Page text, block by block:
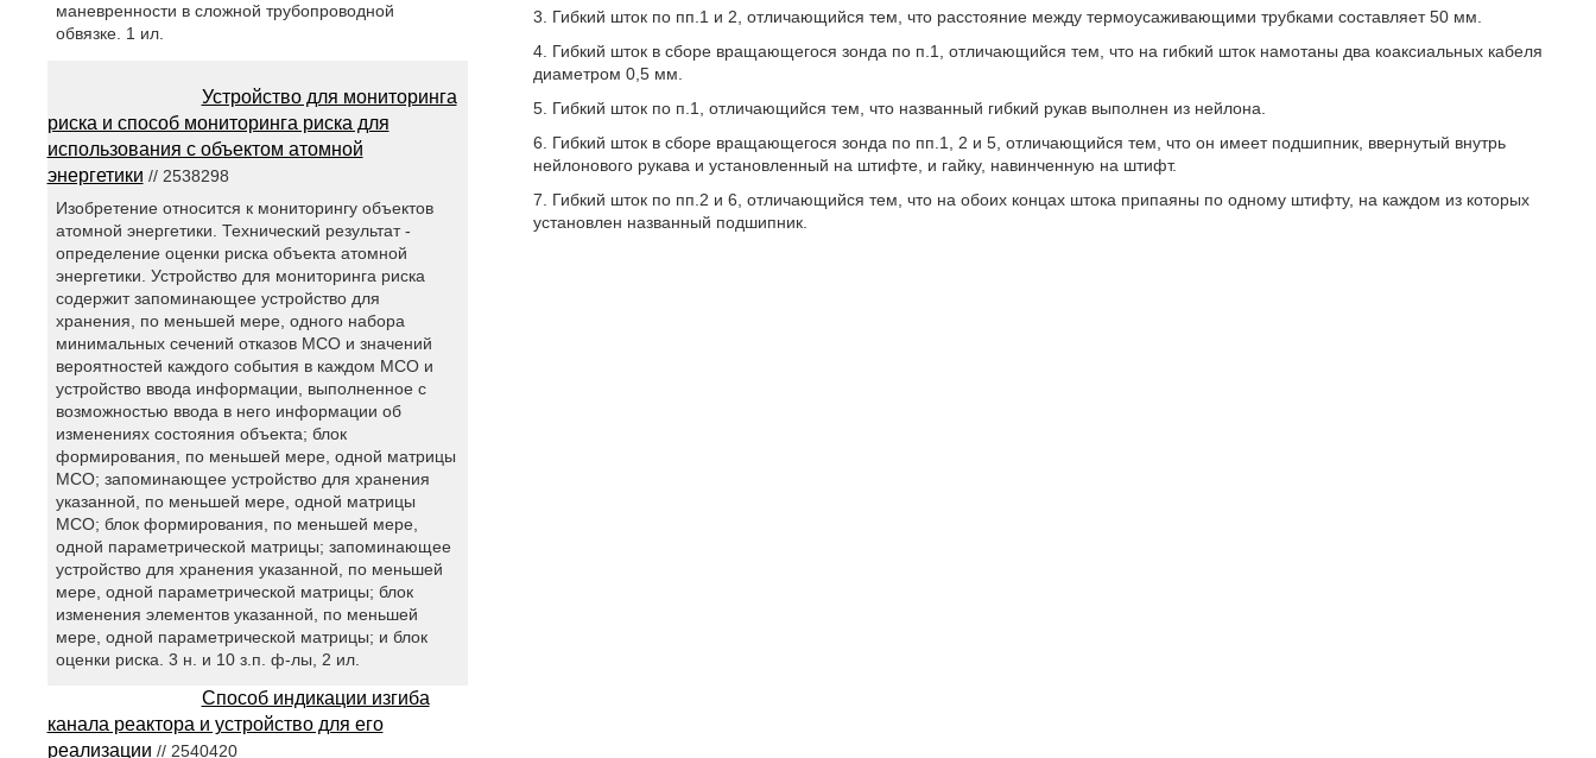
3. Гибкий шток по пп.1 и 2, отличающийся тем, что расстояние между термоусаживающими трубками составляет 50 мм.
4. Гибкий шток в сборе вращающегося зонда по п.1, отличающийся тем, что на гибкий шток намотаны два коаксиальных кабеля
диаметром 0,5 мм.
5. Гибкий шток по п.1, отличающийся тем, что названный гибкий рукав выполнен из нейлона.
6. Гибкий шток в сборе вращающегося зонда по пп.1, 2 и 5, отличающийся тем, что он имеет подшипник, ввернутый внутрь
нейлонового рукава и установленный на штифте, и гайку, навинченную на штифт.
7. Гибкий шток по пп.2 и 6, отличающийся тем, что на обоих концах штока припаяны по одному штифту, на каждом из которых
установлен названный подшипник.
маневренности в сложной трубопроводной
обвязке. 1 ил.
Устройство для мониторинга
риска и способ мониторинга риска для
использования с объектом атомной
энергетики // 2538298
Изобретение относится к мониторингу объектов
атомной энергетики. Технический результат -
определение оценки риска объекта атомной
энергетики. Устройство для мониторинга риска
содержит запоминающее устройство для
хранения, по меньшей мере, одного набора
минимальных сечений отказов МСО и значений
вероятностей каждого события в каждом МСО и
устройство ввода информации, выполненное с
возможностью ввода в него информации об
изменениях состояния объекта; блок
формирования, по меньшей мере, одной матрицы
МСО; запоминающее устройство для хранения
указанной, по меньшей мере, одной матрицы
МСО; блок формирования, по меньшей мере,
одной параметрической матрицы; запоминающее
устройство для хранения указанной, по меньшей
мере, одной параметрической матрицы; блок
изменения элементов указанной, по меньшей
мере, одной параметрической матрицы; и блок
оценки риска. 3 н. и 10 з.п. ф-лы, 2 ил.
Способ индикации изгиба
канала реактора и устройство для его
реализации // 2540420